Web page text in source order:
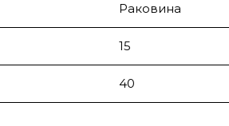
Раковина
15
40